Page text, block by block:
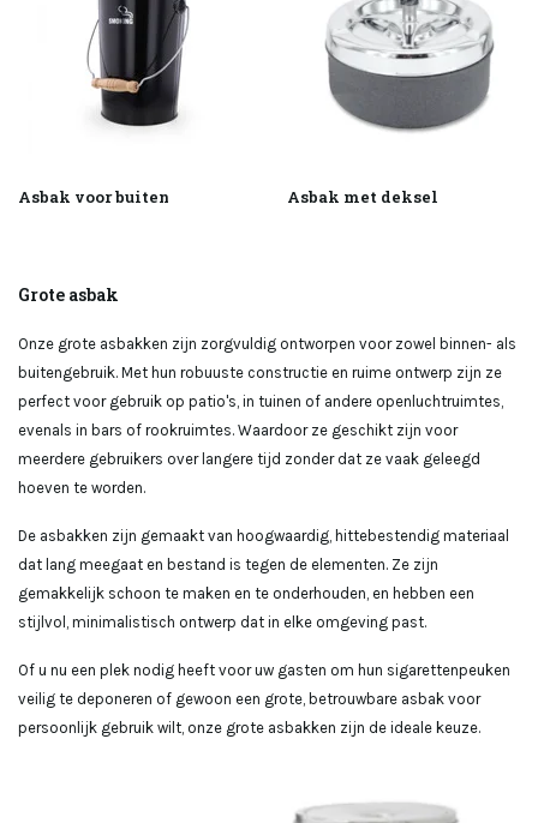
Asbak voor buiten Asbak met deksel
Grote asbak
Onze grote asbakken zijn zorgvuldig ontworpen voor zowel binnen- als
buitengebruik. Met hun robuuste constructie en ruime ontwerp zijn ze
perfect voor gebruik op patio's, in tuinen of andere openluchtruimtes,
evenals in bars of rookruimtes. Waardoor ze geschikt zijn voor
meerdere gebruikers over langere tijd zonder dat ze vaak geleegd
hoeven te worden.
De asbakken zijn gemaakt van hoogwaardig, hittebestendig materiaal
dat lang meegaat en bestand is tegen de elementen. Ze zijn
gemakkelijk schoon te maken en te onderhouden, en hebben een
stijlvol, minimalistisch ontwerp dat in elke omgeving past.
Of u nu een plek nodig heeft voor uw gasten om hun sigarettenpeuken
veilig te deponeren of gewoon een grote, betrouwbare asbak voor
persoonlijk gebruik wilt, onze grote asbakken zijn de ideale keuze.